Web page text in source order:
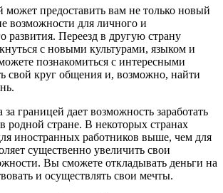
может предоставить вам не только новый
возможности для личного и
развития. Переезд в другую страну
с новыми культурами, языком и
познакомиться с интересными
свой круг общения и, возможно, найти
границей дает возможность заработать
родной стране. В некоторых странах
иностранных работников выше, чем для
существенно увеличить свои
Вы сможете откладывать деньги на
и осуществлять свои мечты.